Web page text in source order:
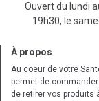
Ouvert du lundi
19h30, le
À propos
Au coeur de votre
permet de
de retirer vos produits